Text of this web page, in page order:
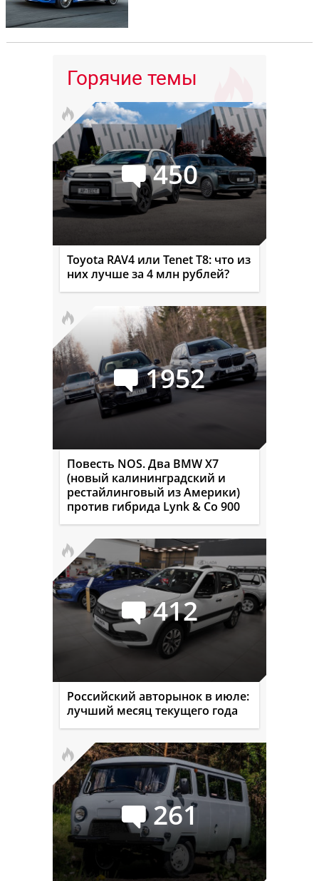
Горячие темы
450
Toyota RAV4 или Tenet T8: что из
них лучше за 4 млн рублей?
1952
Повесть NOS. Два BMW X7
(новый калининградский и
рестайлинговый из Америки)
против гибрида Lynk & Co 900
412
Российский авторынок в июле:
лучший месяц текущего года
261